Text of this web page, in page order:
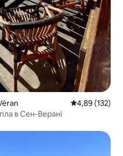
Середня
4,89 (132)
в Сен-Верані